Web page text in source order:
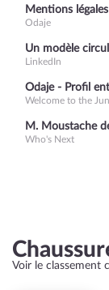
Mentions
Odaje
Un modèle
LinkedIn
Odaje - Profil
Welcome to the
M. Moustache
Who's Next
Voir le classement